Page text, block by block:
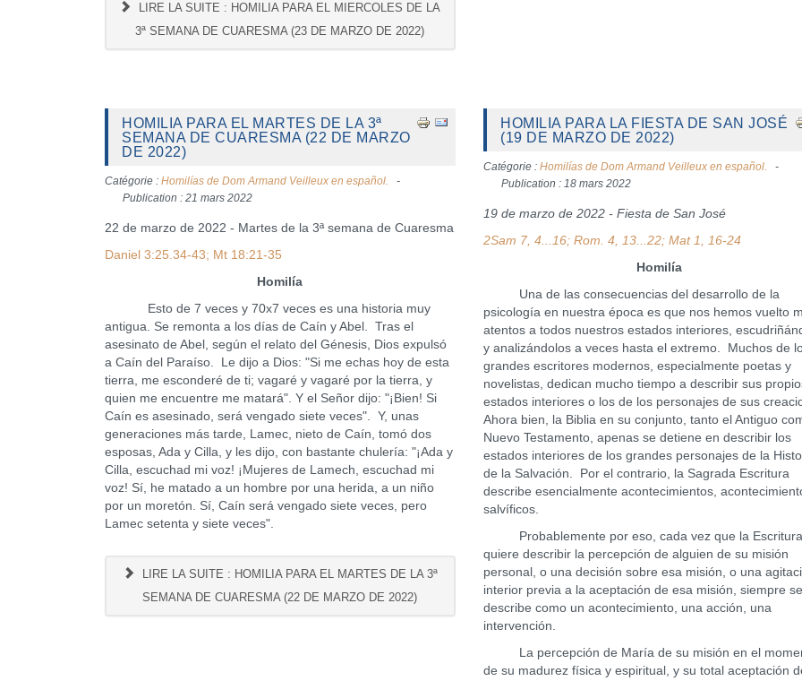
LIRE LA SUITE : HOMILIA PARA EL MIERCOLES DE LA
3ª SEMANA DE CUARESMA (23 DE MARZO DE 2022)
HOMILIA PARA EL MARTES DE LA 3ª
SEMANA DE CUARESMA (22 DE MARZO
DE 2022)
Catégorie : Homilías de Dom Armand Veilleux en español.
Publication : 21 mars 2022
22 de marzo de 2022 - Martes de la 3ª semana de Cuaresma
Daniel 3:25.34-43; Mt 18:21-35
Homilía
Esto de 7 veces y 70x7 veces es una historia muy
antigua. Se remonta a los días de Caín y Abel. Tras el
asesinato de Abel, según el relato del Génesis, Dios expulsó
a Caín del Paraíso. Le dijo a Dios: "Si me echas hoy de esta
tierra, me esconderé de ti; vagaré y vagaré por la tierra, y
quien me encuentre me matará". Y el Señor dijo: "¡Bien! Si
Caín es asesinado, será vengado siete veces". Y, unas
generaciones más tarde, Lamec, nieto de Caín, tomó dos
esposas, Ada y Cilla, y les dijo, con bastante chulería: "¡Ada y
Cilla, escuchad mi voz! ¡Mujeres de Lamech, escuchad mi
voz! Sí, he matado a un hombre por una herida, a un niño
por un moretón. Sí, Caín será vengado siete veces, pero
Lamec setenta y siete veces".
LIRE LA SUITE : HOMILIA PARA EL MARTES DE LA 3ª
SEMANA DE CUARESMA (22 DE MARZO DE 2022)
HOMILIA PARA LA FIESTA DE SAN JOSÉ
(19 DE MARZO DE 2022)
Catégorie :Homilías de Dom Armand Veilleux en español.
Publication : 18 mars 2022
19 de marzo de 2022 - Fiesta de San José
2Sam 7, 4...16; Rom. 4, 13...22; Mat 1, 16-24
Homilía
Una de las consecuencias del desarrollo de la
psicología en nuestra época es que nos hemos vuelto
atentos a todos nuestros estados interiores,
y analizándolos a veces hasta el extremo. Muchos de
grandes escritores modernos, especialmente poetas y
novelistas, dedican mucho tiempo a describir sus
estados interiores o los de los personajes de sus
Ahora bien, la Biblia en su conjunto, tanto el Antiguo
Nuevo Testamento, apenas se detiene en describir los
estados interiores de los grandes personajes de la
de la Salvación. Por el contrario, la Sagrada Escritura
describe esencialmente acontecimientos,
salvíficos.
Probablemente por eso, cada vez que la
quiere describir la percepción de alguien de su misión
personal, o una decisión sobre esa misión, o una
interior previa a la aceptación de esa misión, siempre
describe como un acontecimiento, una acción, una
intervención.
La percepción de María de su misión en el
de su madurez física y espiritual, y su total aceptación